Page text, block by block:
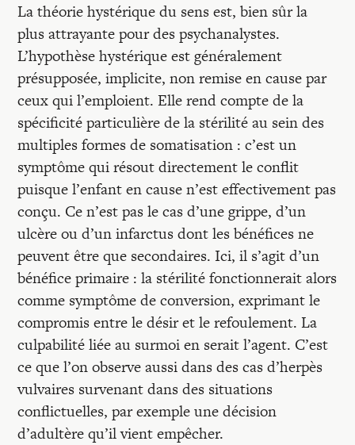
La théorie hystérique du sens est, bien sûr la
plus attrayante pour des psychanalystes.
L’hypothèse hystérique est généralement
présupposée, implicite, non remise en cause par
ceux qui l’emploient. Elle rend compte de la
spécificité particulière de la stérilité au sein des
multiples formes de somatisation : c’est un
symptôme qui résout directement le conflit
puisque l’enfant en cause n’est effectivement pas
conçu. Ce n’est pas le cas d’une grippe, d’un
ulcère ou d’un infarctus dont les bénéfices ne
peuvent être que secondaires. Ici, il s’agit d’un
bénéfice primaire : la stérilité fonctionnerait alors
comme symptôme de conversion, exprimant le
compromis entre le désir et le refoulement. La
culpabilité liée au surmoi en serait l’agent. C’est
ce que l’on observe aussi dans des cas d’herpès
vulvaires survenant dans des situations
conflictuelles, par exemple une décision
d’adultère qu’il vient empêcher.